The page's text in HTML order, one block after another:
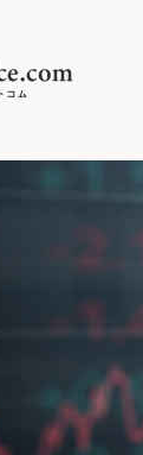
market.